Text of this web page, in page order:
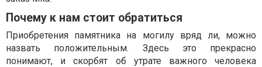
Почему к нам стоит обратиться
Приобретения памятника на могилу вряд ли, можно
назвать положительным. Здесь это прекрасно
понимают, и скорбят об утрате важного человека